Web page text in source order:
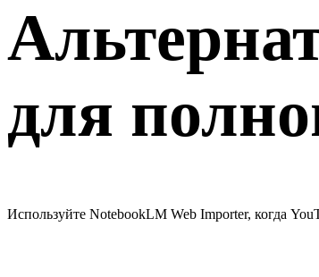
для
Используйте NotebookLM Web Importer, когда